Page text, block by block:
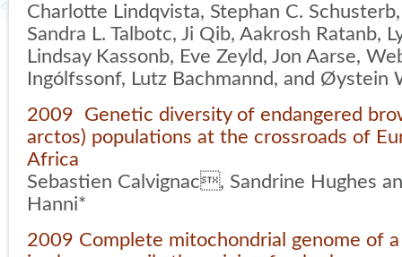
Charlotte Lindqvista, Stephan C. Schusterb,
Sandra L. Talbotc, Ji Qib, Aakrosh Ratanb,
Lindsay Kassonb, Eve Zeyld, Jon Aarse,
Ingólfssonf, Lutz Bachmannd, and Øystein
2009 Genetic diversity of endangered
arctos) populations at the crossroads of
Africa
Sebastien Calvignac, Sandrine Hughes
Hanni*
2009 Complete mitochondrial genome of